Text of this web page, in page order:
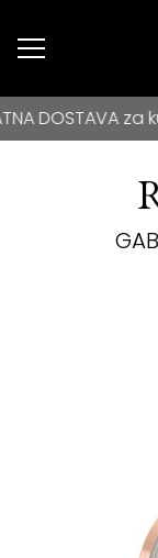
Idi do glavnog
BESPLATNA
za